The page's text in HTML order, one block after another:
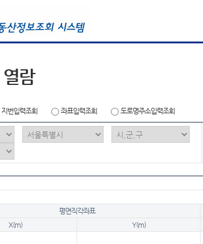
람
지번입력조회 좌표입력조회 도로명주소입력조회
평면직각좌표
X(m)
Y(m)